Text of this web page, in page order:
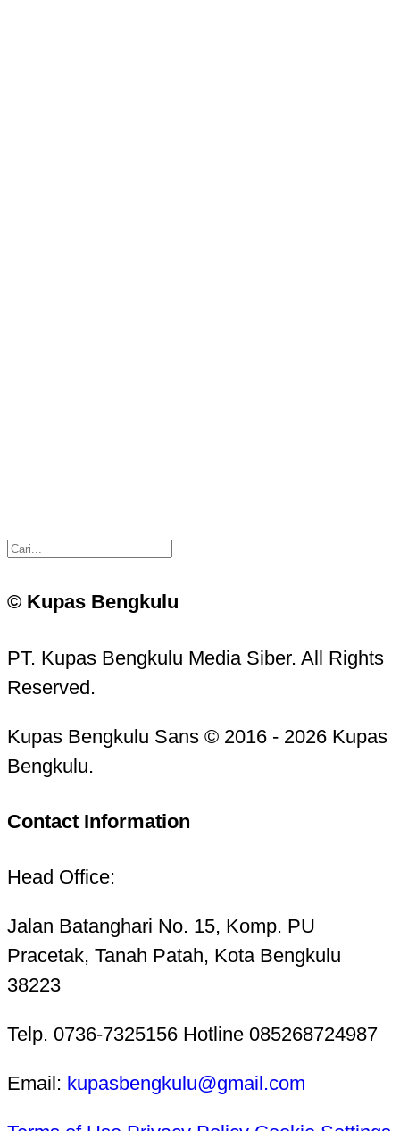
© Kupas Bengkulu
PT. Kupas Bengkulu Media Siber. All Rights
Reserved.
Kupas Bengkulu Sans © 2016 - 2026 Kupas
Bengkulu.
Contact Information
Head Office:
Jalan Batanghari No. 15, Komp. PU
Pracetak, Tanah Patah, Kota Bengkulu
38223
Telp. 0736-7325156 Hotline 085268724987
Email: kupasbengkulu@gmail.com